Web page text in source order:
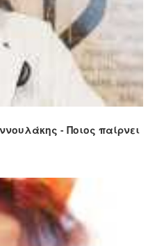
- Ποιος παίρνει